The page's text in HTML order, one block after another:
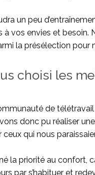
un peu
vos envies et
la présélection pour
choisi les
de
donc pu réaliser
qui nous
la priorité au confort,
par s’habituer et